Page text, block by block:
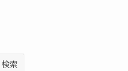
検索